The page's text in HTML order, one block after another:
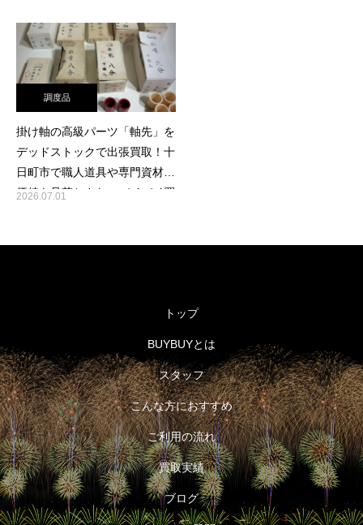
査定員ブログ
調度品
掛け軸の高級パーツ「軸先」を
デッドストックで出張買取！十
日町市で職人道具や専門資材の
価値を見落とさないバイバイ買
2026.07.01
トップ
BUYBUYとは
スタッフ
こんな方におすすめ
ご利用の流れ
買取実績
ブログ